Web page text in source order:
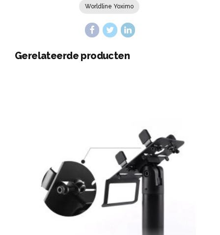
Worldline Yoximo
Gerelateerde producten